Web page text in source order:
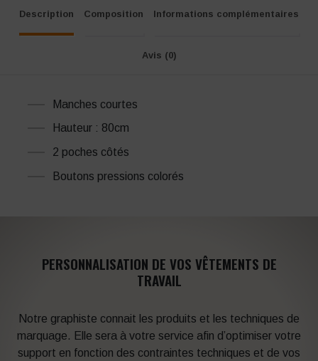
Description Composition Informations complémentaires
Avis (0)
Manches courtes
Hauteur : 80cm
2 poches côtés
Boutons pressions colorés
PERSONNALISATION DE VOS VÊTEMENTS DE
TRAVAIL
Notre graphiste connait les produits et les techniques de
marquage. Elle sera à votre service afin d’optimiser votre
support en fonction des contraintes techniques et de vos